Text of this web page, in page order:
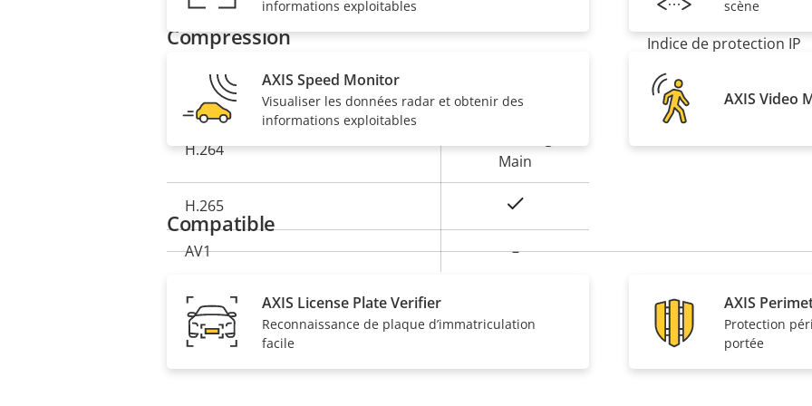
disponibles auprès d’Axis et de ses partenaires.
de la
propriété
de la
propriété
Compression
Description
de la
propriété
Valeur
de la
propriété
Zipstream
H.264
Main
H.265
AV1 –
Indice de protection IP
Conçu pour être repeint
Développement durable
informations exploitables
scène
AXIS Speed Monitor
Visualiser les données radar et obtenir des
informations exploitables
AXIS Video
Compatible
AXIS License Plate Verifier
Reconnaissance de plaque d’immatriculation
facile
AXIS
Protection
portée